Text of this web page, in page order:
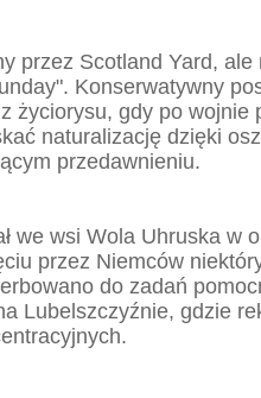
przez Scotland Yard,
Konserwatywny
życiorysu, gdy po wojnie
naturalizację dzięki
przedawnieniu.
we wsi Wola Uhruska w
przez Niemców
do zadań
Lubelszczyźnie, gdzie